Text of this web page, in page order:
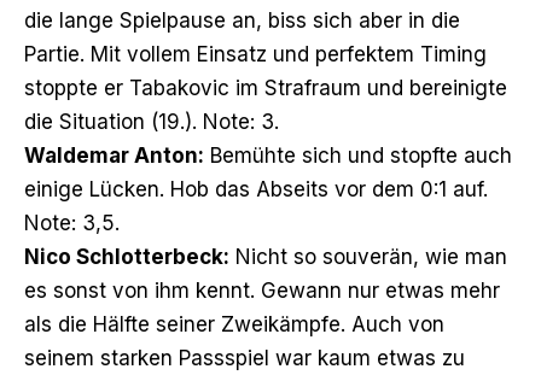
die lange Spielpause an, biss sich aber in die
Partie. Mit vollem Einsatz und perfektem Timing
stoppte er Tabakovic im Strafraum und bereinigte
die Situation (19.). Note: 3.
Waldemar Anton: Bemühte sich und stopfte auch
einige Lücken. Hob das Abseits vor dem 0:1 auf.
Note: 3,5.
Nico Schlotterbeck: Nicht so souverän, wie man
es sonst von ihm kennt. Gewann nur etwas mehr
als die Hälfte seiner Zweikämpfe. Auch von
seinem starken Passspiel war kaum etwas zu